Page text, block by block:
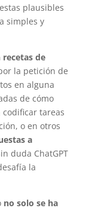
plausibles
simples y
recetas de
la petición de
en alguna
de cómo
tareas
o en otros
a
duda ChatGPT
la
no solo se ha